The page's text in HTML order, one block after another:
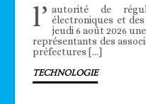
l’ autorité de
électroniques et
jeudi 6 août 2026
représentants des
préfectures […]
TECHNOLOGIE